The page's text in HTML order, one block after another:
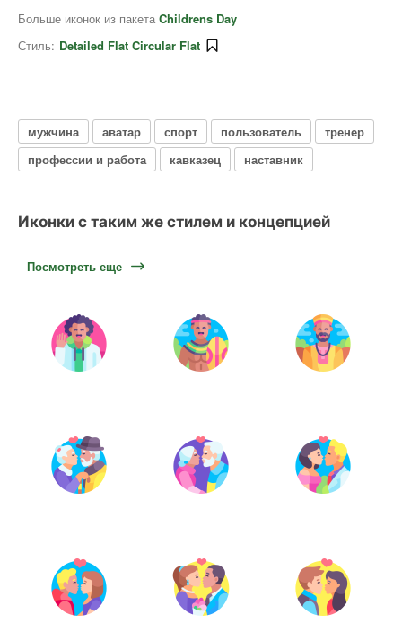
Больше иконок из пакета Childrens Day
Стиль: Detailed Flat Circular Flat
мужчина аватар спорт пользователь
тренер
профессии и работа
кавказец наставник
Иконки с таким же стилем и концепцией
Посмотреть еще